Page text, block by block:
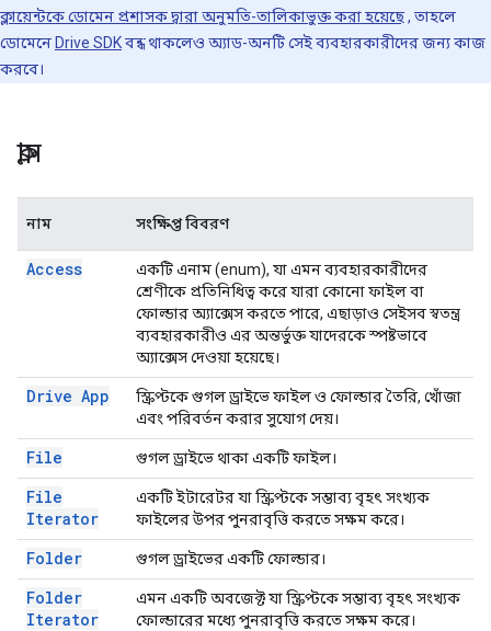
ক্লায়েন্টকে ডোমেন প্রশাসক দ্বারা অনুমতি-তালিকাভুক্ত করা হয়েছে, তাহলে
ডোমেনে Drive SDKবন্ধ থাকলেও অ্যাড-অনটি সেই ব্যবহারকারীদের জন্য কাজ
করবে।
ক্লাস
নাম সংক্ষিপ্ত বিবরণ
Access
একটি এনাম (enum), যা এমন ব্যবহারকারীদের
শ্রেণীকে প্রতিনিধিত্ব করে যারা কোনো ফাইল বা
ফোল্ডার অ্যাক্সেস করতে পারে, এছাড়াও সেইসব স্বতন্ত্র
ব্যবহারকারীও এর অন্তর্ভুক্ত যাদেরকে স্পষ্টভাবে
অ্যাক্সেস দেওয়া হয়েছে।
Drive App
স্ক্রিপ্টকে গুগল ড্রাইভে ফাইল ও ফোল্ডার তৈরি, খোঁজা
এবং পরিবর্তন করার সুযোগ দেয়।
File গুগল ড্রাইভে থাকা একটি ফাইল।
File
Iterator
একটি ইটারেটর যা স্ক্রিপ্টকে সম্ভাব্য বৃহৎ সংখ্যক
ফাইলের উপর পুনরাবৃত্তি করতে সক্ষম করে।
Folder গুগল ড্রাইভের একটি ফোল্ডার।
Folder
Iterator
এমন একটি অবজেক্ট যা স্ক্রিপ্টকে সম্ভাব্য বৃহৎ সংখ্যক
ফোল্ডারের মধ্যে পুনরাবৃত্তি করতে সক্ষম করে।